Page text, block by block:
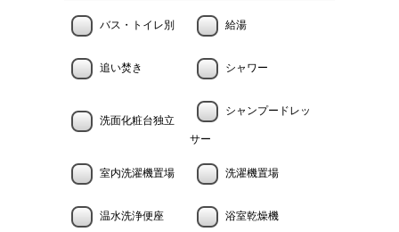
バス・トイレ別 給湯
追い焚き シャワー
洗面化粧台独立
シャンプードレッ
サー
室内洗濯機置場 洗濯機置場
温水洗浄便座 浴室乾燥機